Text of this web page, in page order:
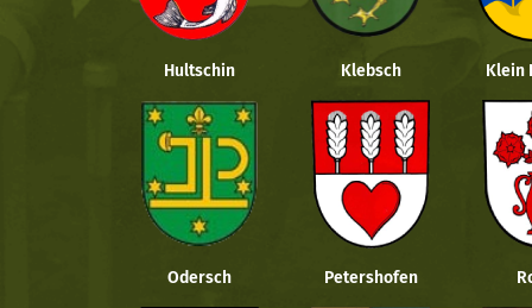
Hultschin Klebsch Klein
Odersch Petershofen